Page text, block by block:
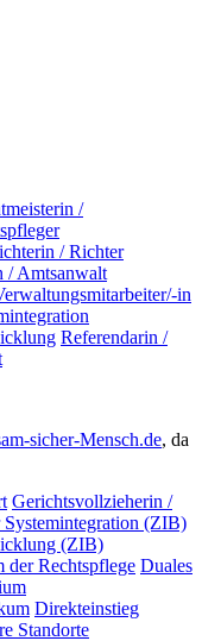
/
/ Richter
/ Amtsanwalt
in
Referendarin /
sicher-Mensch.de, da
Gerichtsvollzieherin /
(ZIB)
(ZIB)
der Rechtspflege Duales
Direkteinstieg
Standorte